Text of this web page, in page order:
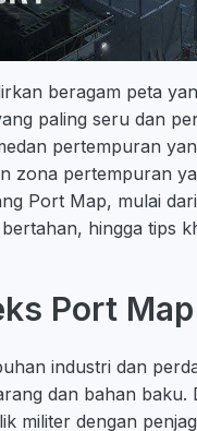
beragam peta
paling seru dan
pertempuran
zona pertempuran
Port Map, mulai
hingga tips
Port Map
industri dan
dan bahan
militer dengan